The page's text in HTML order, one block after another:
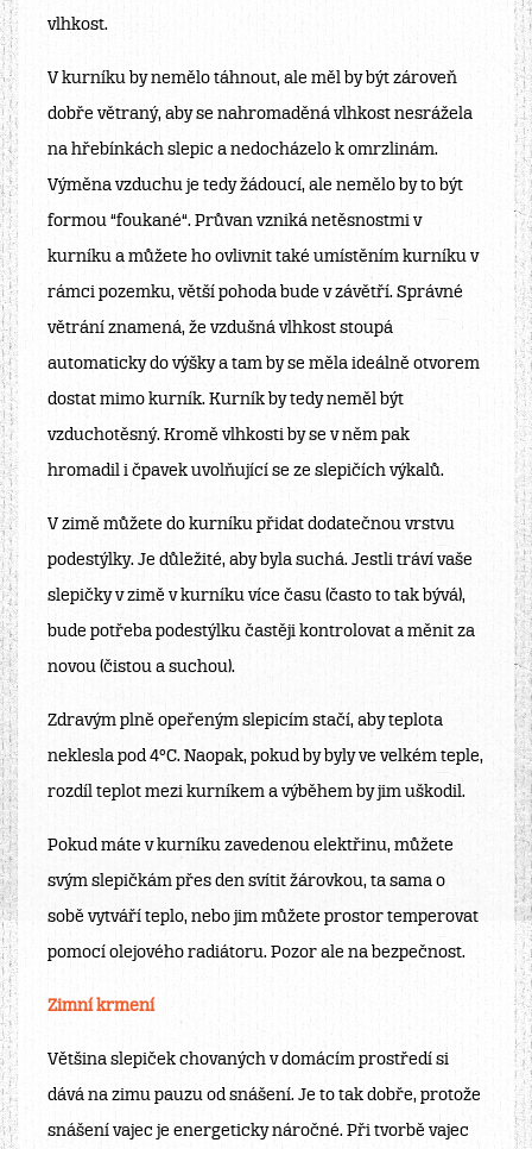
vlhkost.
V kurníku by nemělo táhnout, ale měl by být zároveň
dobře větraný, aby se nahromaděná vlhkost nesrážela
na hřebínkách slepic a nedocházelo k omrzlinám.
Výměna vzduchu je tedy žádoucí, ale nemělo by to být
formou “foukané“. Průvan vzniká netěsnostmi v
kurníku a můžete ho ovlivnit také umístěním kurníku v
rámci pozemku, větší pohoda bude v závětří. Správné
větrání znamená, že vzdušná vlhkost stoupá
automaticky do výšky a tam by se měla ideálně otvorem
dostat mimo kurník. Kurník by tedy neměl být
vzduchotěsný. Kromě vlhkosti by se v něm pak
hromadil i čpavek uvolňující se ze slepičích výkalů.
V zimě můžete do kurníku přidat dodatečnou vrstvu
podestýlky. Je důležité, aby byla suchá. Jestli tráví vaše
slepičky v zimě v kurníku více času (často to tak bývá),
bude potřeba podestýlku častěji kontrolovat a měnit za
novou (čistou a suchou).
Zdravým plně opeřeným slepicím stačí, aby teplota
neklesla pod 4°C. Naopak, pokud by byly ve velkém teple,
rozdíl teplot mezi kurníkem a výběhem by jim uškodil.
Pokud máte v kurníku zavedenou elektřinu, můžete
svým slepičkám přes den svítit žárovkou, ta sama o
sobě vytváří teplo, nebo jim můžete prostor temperovat
pomocí olejového radiátoru. Pozor ale na bezpečnost.
Zimní krmení
Většina slepiček chovaných v domácím prostředí si
dává na zimu pauzu od snášení. Je to tak dobře, protože
snášení vajec je energeticky náročné. Při tvorbě vajec